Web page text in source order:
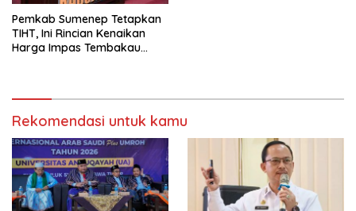
Pemkab Sumenep Tetapkan
TIHT, Ini Rincian Kenaikan
Harga Impas Tembakau
Rekomendasi untuk kamu